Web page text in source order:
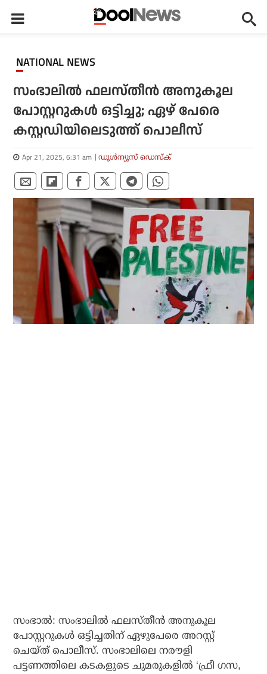
NATIONAL NEWS
സംഭാലിൽ ഫലസ്തീൻ അനുകൂല
പോസ്റ്ററുകൾ ഒട്ടിച്ചു; ഏഴ് പേരെ
കസ്റ്റഡിയിലെടുത്ത് പൊലീസ്
Apr 21, 2025, 6:31 am ഡൂള്‍ന്യൂസ് ഡെസ്‌ക്
സംഭാൽ: സംഭാലിൽ ഫലസ്തീൻ അനുകൂല
പോസ്റ്ററുകൾ ഒട്ടിച്ചതിന് ഏഴുപേരെ അറസ്റ്റ്
ചെയ്ത് പൊലീസ്. സംഭാലിലെ നരൗളി
പട്ടണത്തിലെ കടകളുടെ ചുമരുകളിൽ ‘ഫ്രീ ഗസ,